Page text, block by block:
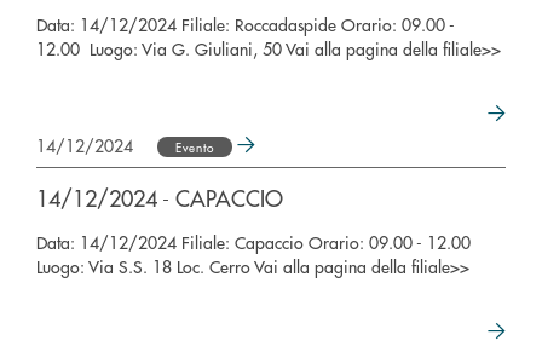
Data: 14/12/2024 Filiale: Roccadaspide Orario: 09.00 -
12.00 Luogo: Via G. Giuliani, 50 Vai alla pagina della filiale>>
14/12/2024 Evento
14/12/2024 - CAPACCIO
Data: 14/12/2024 Filiale: Capaccio Orario: 09.00 - 12.00
Luogo: Via S.S. 18 Loc. Cerro Vai alla pagina della filiale>>